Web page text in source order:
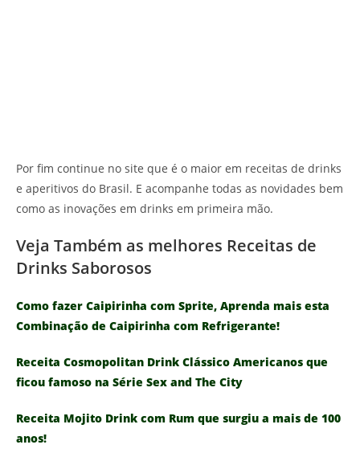
Por fim continue no site que é o maior em receitas de drinks
e aperitivos do Brasil. E acompanhe todas as novidades bem
como as inovações em drinks em primeira mão.
Veja Também as melhores Receitas de
Drinks Saborosos
Como fazer Caipirinha com Sprite, Aprenda mais esta
Combinação de Caipirinha com Refrigerante!
Receita Cosmopolitan Drink Clássico Americanos que
ficou famoso na Série Sex and The City
Receita Mojito Drink com Rum que surgiu a mais de 100
anos!